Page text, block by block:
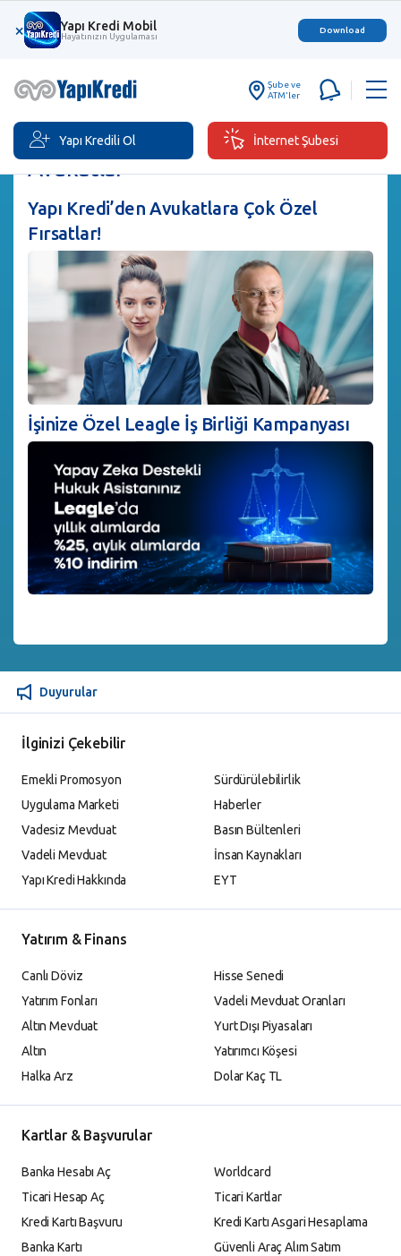
× Yapı Kredi Mobil
Hayatınızın Uygulaması
Download
Şube ve
ATM'ler
Yapı Kredili Ol İnternet Şubesi
Avukatlar
Yapı Kredi’den Avukatlara Çok Özel
Fırsatlar!
İşinize Özel Leagle İş Birliği Kampanyası
Duyurular
İlginizi Çekebilir
Emekli Promosyon
Uygulama Marketi
Vadesiz Mevduat
Vadeli Mevduat
Yapı Kredi Hakkında
Sürdürülebilirlik
Haberler
Basın Bültenleri
İnsan Kaynakları
EYT
Yatırım & Finans
Canlı Döviz
Yatırım Fonları
Altın Mevduat
Altın
Halka Arz
Hisse Senedi
Vadeli Mevduat Oranları
Yurt Dışı Piyasaları
Yatırımcı Köşesi
Dolar Kaç TL
Kartlar & Başvurular
Banka Hesabı Aç
Ticari Hesap Aç
Kredi Kartı Başvuru
Banka Kartı
Worldcard
Ticari Kartlar
Kredi Kartı Asgari Hesaplama
Güvenli Araç Alım Satım